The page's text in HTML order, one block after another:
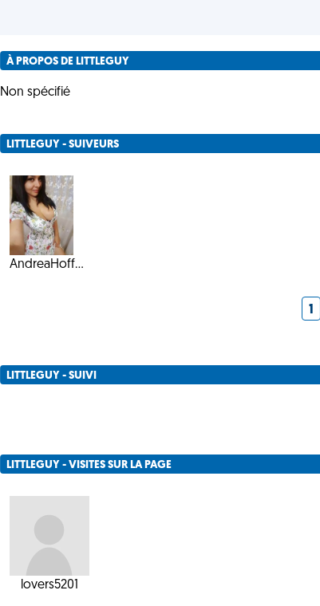
À PROPOS DE LITTLEGUY
Non spécifié
LITTLEGUY - SUIVEURS
AndreaHoff...
1
LITTLEGUY - SUIVI
LITTLEGUY - VISITES SUR LA PAGE
lovers5201